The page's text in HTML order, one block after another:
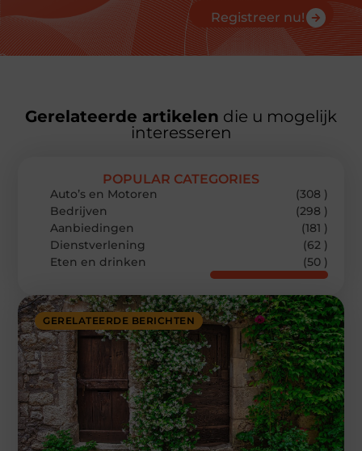
Registreer nu!
Gerelateerde artikelen die u mogelijk
interesseren
GERELATEERDE BERICHTEN
POPULAR CATEGORIES
Auto’s en Motoren
(308 )
Bedrijven
(298 )
Aanbiedingen
(181 )
Dienstverlening
(62 )
Eten en drinken
(50 )